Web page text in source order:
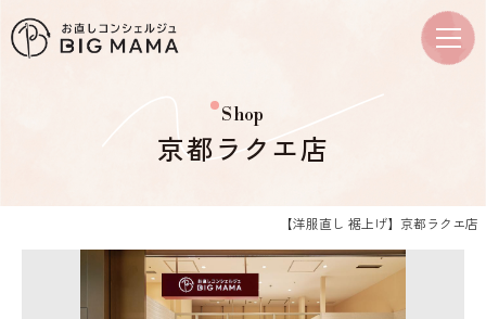
【洋服直し 裾上げ】京都ラクエ店
Shop
京都ラクエ店